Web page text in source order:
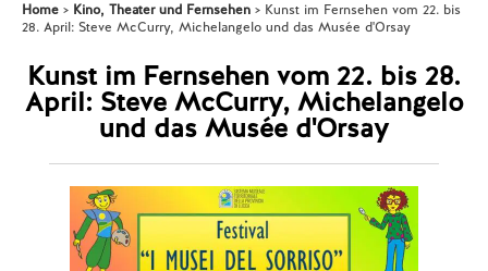
Home Kino, Theater und Fernsehen
Kunst im Fernsehen vom 22. bis
28. April: Steve McCurry, Michelangelo und das Musée d'Orsay
Kunst im Fernsehen vom 22. bis 28.
April: Steve McCurry, Michelangelo
und das Musée d'Orsay